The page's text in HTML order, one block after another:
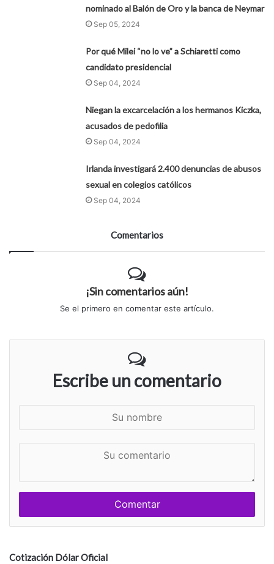
nominado al Balón de Oro y la banca de Neymar
Sep 05, 2024
Por qué Milei “no lo ve” a Schiaretti como
candidato presidencial
Sep 04, 2024
Niegan la excarcelación a los hermanos Kiczka,
acusados de pedofilia
Sep 04, 2024
Irlanda investigará 2.400 denuncias de abusos
sexual en colegios católicos
Sep 04, 2024
Comentarios
¡Sin comentarios aún!
Se el primero en comentar este artículo.
Escribe un comentario
e
n
a
Cotización Dólar Oficial